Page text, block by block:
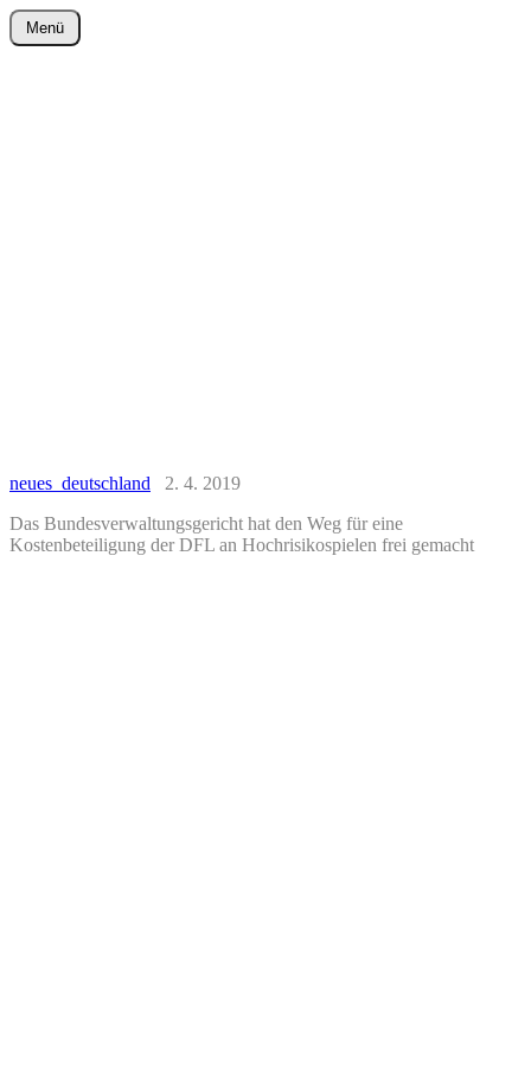
wurster-cartoon-blog.de
Menü
Zum
Inhalt
neues deutschland 2. 4. 2019
Das Bundesverwaltungsgericht hat den Weg für eine
Kostenbeteiligung der DFL an Hochrisikospielen frei gemacht